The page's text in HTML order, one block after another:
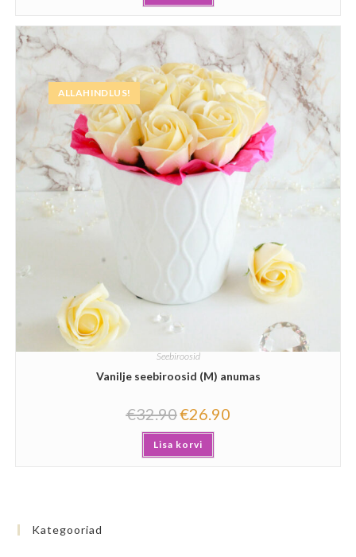
ALLAHINDLUS!
Seebiroosid
Vanilje seebiroosid (M) anumas
€32.90€26.90
Lisa korvi
Kategooriad